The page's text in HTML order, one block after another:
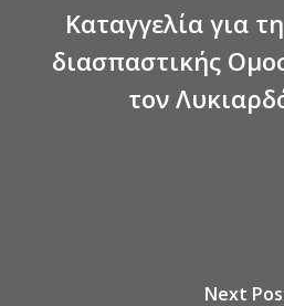
Καταγγελία για
διασπαστικής
τον
Next